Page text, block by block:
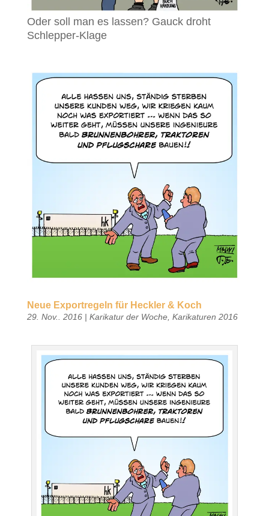
Oder soll man es lassen? Gauck droht
Schlepper-Klage
Neue Exportregeln für Heckler & Koch
29. Nov.. 2016| Karikatur der Woche, Karikaturen 2016